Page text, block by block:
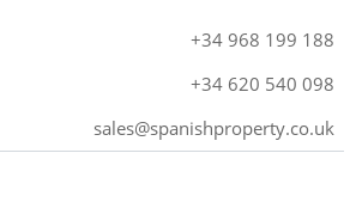
+34 968 199 188
+34 620 540 098
sales@spanishproperty.co.uk